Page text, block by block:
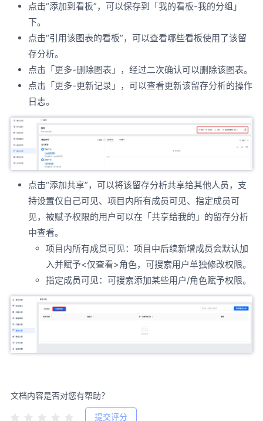
点击“添加到看板”，可以保存到「我的看板-我的分组」
下。
点击“引用该图表的看板”，可以查看哪些看板使用了该留
存分析。
点击「更多-删除图表」，经过二次确认可以删除该图表。
点击「更多-更新记录」，可以查看更新该留存分析的操作
日志。
点击“添加共享”，可以将该留存分析共享给其他人员，支
持设置仅自己可见、项目内所有成员可见、指定成员可
见，被赋予权限的用户可以在「共享给我的」的留存分析
中查看。
项目内所有成员可见：项目中后续新增成员会默认加
入并赋予<仅查看>角色，可搜索用户单独修改权限。
指定成员可见：可搜索添加某些用户/角色赋予权限。
文档内容是否对您有帮助？
提交评分